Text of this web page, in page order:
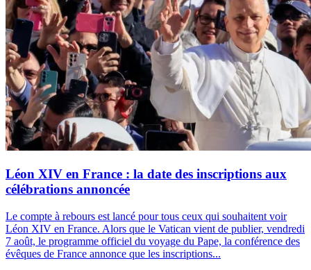
Léon XIV en France : la date des inscriptions aux
célébrations annoncée
Le compte à rebours est lancé pour tous ceux qui souhaitent voir
Léon XIV en France. Alors que le Vatican vient de publier, vendredi
7 août, le programme officiel du voyage du Pape, la conférence des
évêques de France annonce que les inscriptions...